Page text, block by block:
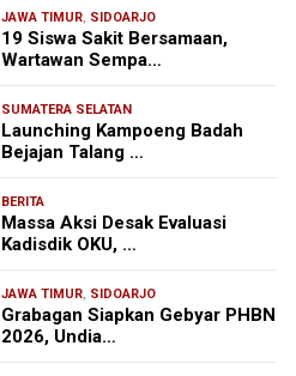
JAWA TIMUR, SIDOARJO
19 Siswa Sakit Bersamaan,
Wartawan Sempa…
SUMATERA SELATAN
Launching Kampoeng Badah
Bejajan Talang …
BERITA
Massa Aksi Desak Evaluasi
Kadisdik OKU, …
JAWA TIMUR, SIDOARJO
Grabagan Siapkan Gebyar PHBN
2026, Undia…